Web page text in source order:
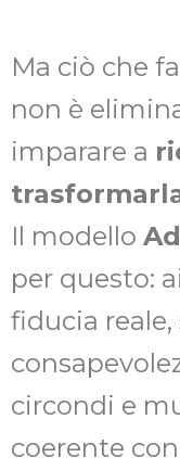
Ma ciò che
non è
imparare a
Il modello
per questo:
fiducia reale,
circondi e
coerente